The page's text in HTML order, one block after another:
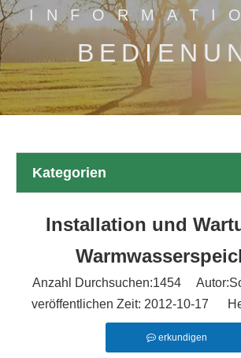
Kategorien
Installation und
Anzahl Durchsuchen:1454
veröffentlichen Zeit: 2012-10-17
erkundigen